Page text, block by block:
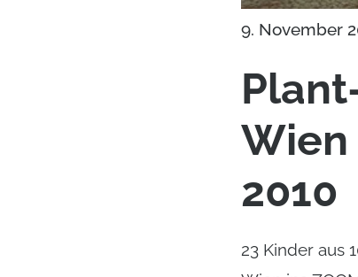
9. November
Wien
2010
23 Kinder aus